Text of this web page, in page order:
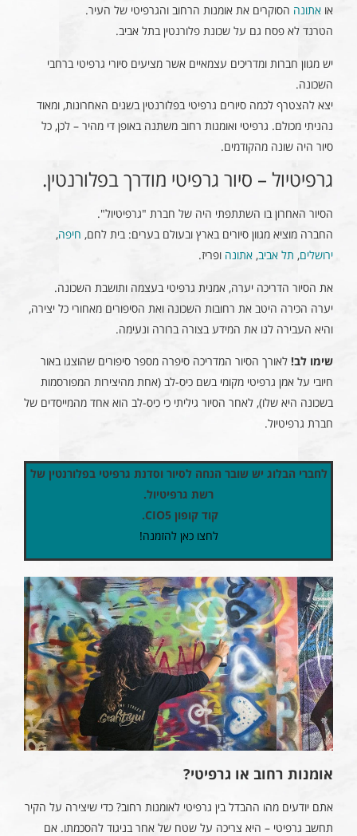
או אתונה הסוקרים את אומנות הרחוב והגרפיטי של העיר.
הטרנד לא פסח גם על שכונת פלורנטין בתל אביב.
יש מגוון חברות ומדריכים עצמאיים אשר מציעים סיורי גרפיטי ברחבי
השכונה.
יצא להצטרף לכמה סיורים גרפיטי בפלורנטין בשנים האחרונות, ומאוד
נהניתי מכולם. גרפיטי ואומנות רחוב משתנה באופן די מהיר – לכן, כל
סיור היה שונה מהקודמים.
גרפיטיול – סיור גרפיטי מודרך בפלורנטין.
הסיור האחרון בו השתתפתי היה של חברת "גרפיטיול".
החברה מוציא מגוון סיורים בארץ ובעולם בערים: בית לחם, חיפה,
ירושלים, תל אביב, אתונה ופריז.
את הסיור הדריכה יערה, אמנית גרפיטי בעצמה ותושבת השכונה.
יערה הכירה היטב את רחובות השכונה ואת הסיפורים מאחורי כל יצירה,
והיא העבירה לנו את המידע בצורה ברורה ונעימה.
שימו לב! לאורך הסיור המדריכה סיפרה מספר סיפורים שהוצגו באור
חיובי על אמן גרפיטי מקומי בשם כיס-לב (אחת מהיצירות המפורסמות
בשכונה היא שלו), לאחר הסיור גיליתי כי כיס-לב הוא אחד מהמייסדים של
חברת גרפיטיול.
לחברי הבלוג יש שובר הנחה לסיור וסדנת גרפיטי בפלורנטין של
רשת גרפיטיול.
קוד קופון CIO5.
לחצו כאן להזמנה!
אומנות רחוב או גרפיטי?
אתם יודעים מהו ההבדל בין גרפיטי לאומנות רחוב? כדי שיצירה על הקיר
תחשב גרפיטי – היא צריכה על שטח של אחר בניגוד להסכמתו. אם